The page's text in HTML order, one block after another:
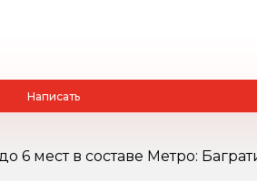
Написать
в составе Метро: